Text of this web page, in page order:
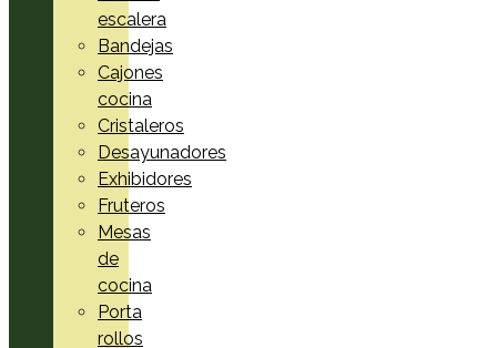
escalera
Bandejas
Cajones
cocina
Cristaleros
Desayunadores
Exhibidores
Fruteros
Mesas
de
cocina
Porta
rollos